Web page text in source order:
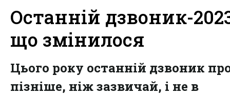
Останній дзвоник-
що змінилося
Цього року останній дзвоник
пізніше, ніж зазвичай, і не в